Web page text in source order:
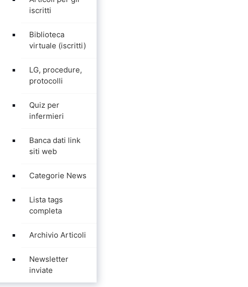
iscritti
Biblioteca
virtuale (iscritti)
LG, procedure,
protocolli
Quiz per
infermieri
Banca dati link
siti web
Categorie News
Lista tags
completa
Archivio Articoli
Newsletter
inviate